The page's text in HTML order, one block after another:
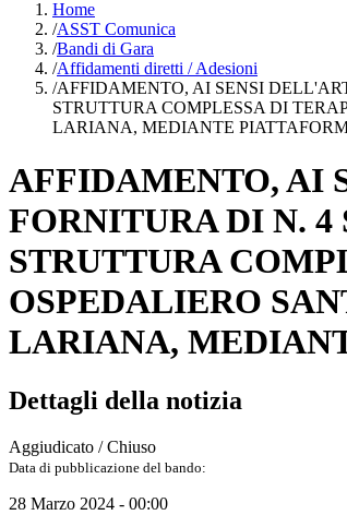
Home
/ASST Comunica
/Bandi di Gara
/Affidamenti diretti / Adesioni
/AFFIDAMENTO, AI SENSI
STRUTTURA COMPLESSA DI
LARIANA, MEDIANTE
AFFIDAMENTO, AI
FORNITURA DI N.
STRUTTURA
OSPEDALIERO
LARIANA,
Dettagli della notizia
Aggiudicato / Chiuso
Data di pubblicazione del bando:
28 Marzo 2024 - 00:00